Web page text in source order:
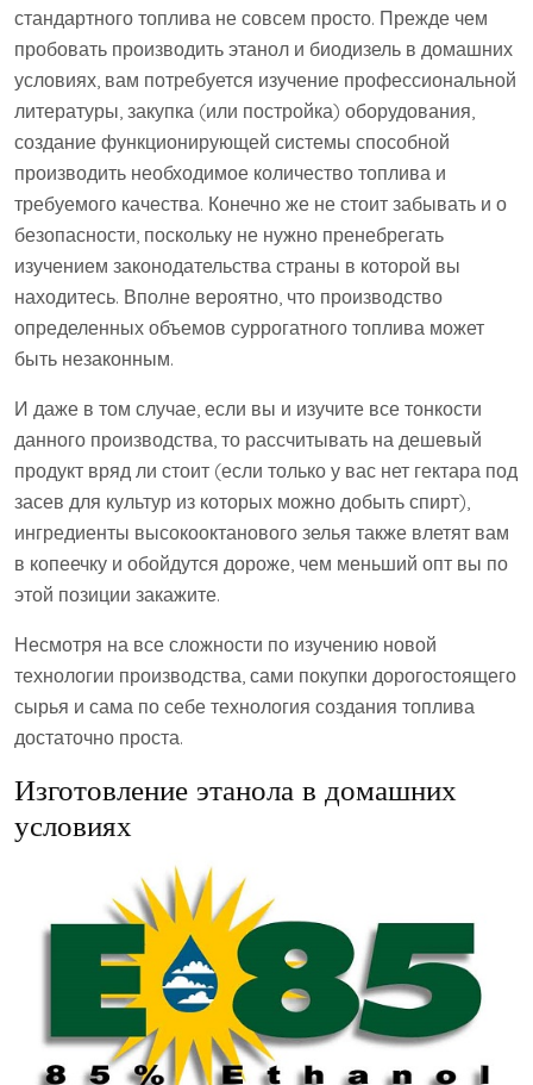
стандартного топлива не совсем просто. Прежде чем
пробовать производить этанол и биодизель в домашних
условиях, вам потребуется изучение профессиональной
литературы, закупка (или постройка) оборудования,
создание функционирующей системы способной
производить необходимое количество топлива и
требуемого качества. Конечно же не стоит забывать и о
безопасности, поскольку не нужно пренебрегать
изучением законодательства страны в которой вы
находитесь. Вполне вероятно, что производство
определенных объемов суррогатного топлива может
быть незаконным.
И даже в том случае, если вы и изучите все тонкости
данного производства, то рассчитывать на дешевый
продукт вряд ли стоит (если только у вас нет гектара под
засев для культур из которых можно добыть спирт),
ингредиенты высокооктанового зелья также влетят вам
в копеечку и обойдутся дороже, чем меньший опт вы по
этой позиции закажите.
Несмотря на все сложности по изучению новой
технологии производства, сами покупки дорогостоящего
сырья и сама по себе технология создания топлива
достаточно проста.
Изготовление этанола в домашних
условиях